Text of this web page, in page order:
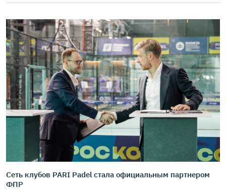
Сеть клубов PARI Padel стала официальным партнером
ФПР